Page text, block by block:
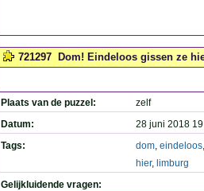
721297 Dom! Eindeloos gissen ze
Plaats van de puzzel:
zelf
Datum:
28 juni 2018
Tags:
dom, eindeloos
hier, limburg
Gelijkluidende vragen: